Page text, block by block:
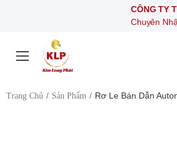
CÔNG TY TNHH
Chuyên Nhập khẩu
Toggle mobile menu
Trang Chủ Sản Phẩm Rơ Le Bán Dẫn